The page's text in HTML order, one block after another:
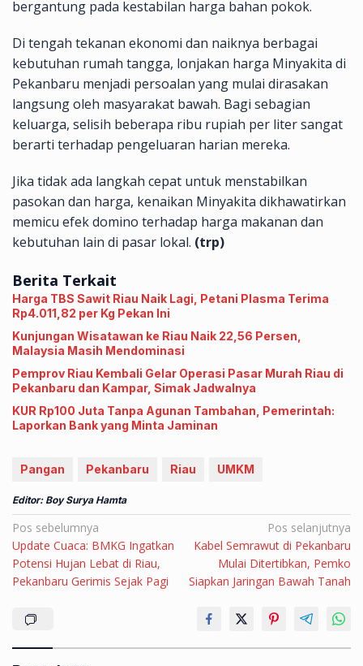
bergantung pada kestabilan harga bahan pokok.
Di tengah tekanan ekonomi dan naiknya berbagai
kebutuhan rumah tangga, lonjakan harga Minyakita di
Pekanbaru menjadi persoalan yang mulai dirasakan
langsung oleh masyarakat bawah. Bagi sebagian
keluarga, selisih beberapa ribu rupiah per liter sangat
berarti terhadap pengeluaran harian mereka.
Jika tidak ada langkah cepat untuk menstabilkan
pasokan dan harga, kenaikan Minyakita dikhawatirkan
memicu efek domino terhadap harga makanan dan
kebutuhan lain di pasar lokal. (trp)
Berita Terkait
Harga TBS Sawit Riau Naik Lagi, Petani Plasma Terima
Rp4.011,82 per Kg Pekan Ini
Kunjungan Wisatawan ke Riau Naik 22,56 Persen,
Malaysia Masih Mendominasi
Pemprov Riau Kembali Gelar Operasi Pasar Murah Riau di
Pekanbaru dan Kampar, Simak Jadwalnya
KUR Rp100 Juta Tanpa Agunan Tambahan, Pemerintah:
Laporkan Bank yang Minta Jaminan
Pangan Pekanbaru Riau UMKM
Editor: Boy Surya Hamta
Navigasi
pos
Pos sebelumnya
Update Cuaca: BMKG Ingatkan
Potensi Hujan Lebat di Riau,
Pekanbaru Gerimis Sejak Pagi
Pos selanjutnya
Kabel Semrawut di Pekanbaru
Mulai Ditertibkan, Pemko
Siapkan Jaringan Bawah Tanah